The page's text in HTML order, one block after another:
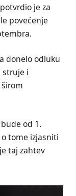
je za
povećenje
donelo odluku
struje i
od 1.
tome izjasniti
taj zahtev